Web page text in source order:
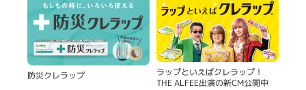
防災クレラップ ラップといえばクレラップ！
THE ALFEE出演の新CM公開中